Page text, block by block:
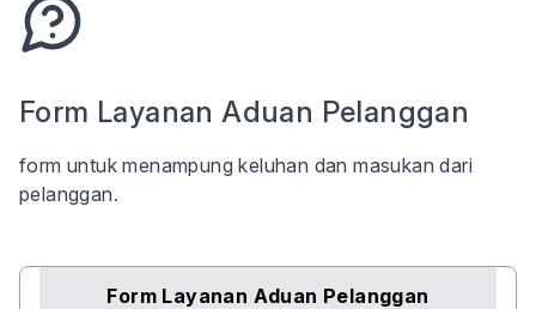
Form Layanan Aduan Pelanggan
form untuk menampung keluhan dan masukan dari
pelanggan.
Form Layanan Aduan Pelanggan